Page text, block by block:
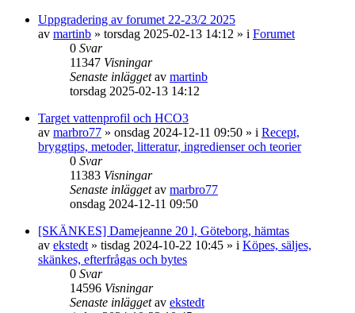
Uppgradering av forumet 22-23/2 2025
av martinb » torsdag 2025-02-13 14:12 » i Forumet
0 Svar
11347 Visningar
Senaste inläggetav martinb
torsdag 2025-02-13 14:12
Target vattenprofil och HCO3
av marbro77 » onsdag 2024-12-11 09:50 » i Recept,
bryggtips, metoder, litteratur, ingredienser och teorier
0 Svar
11383 Visningar
Senaste inläggetav marbro77
onsdag 2024-12-11 09:50
[SKÄNKES] Damejeanne 20 l, Göteborg, hämtas
av ekstedt » tisdag 2024-10-22 10:45 » i Köpes, säljes,
skänkes, efterfrågas och bytes
0 Svar
14596 Visningar
Senaste inläggetav ekstedt